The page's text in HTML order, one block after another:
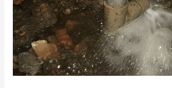
Rỉ
Nước
Tại
Vĩnh
Long
–